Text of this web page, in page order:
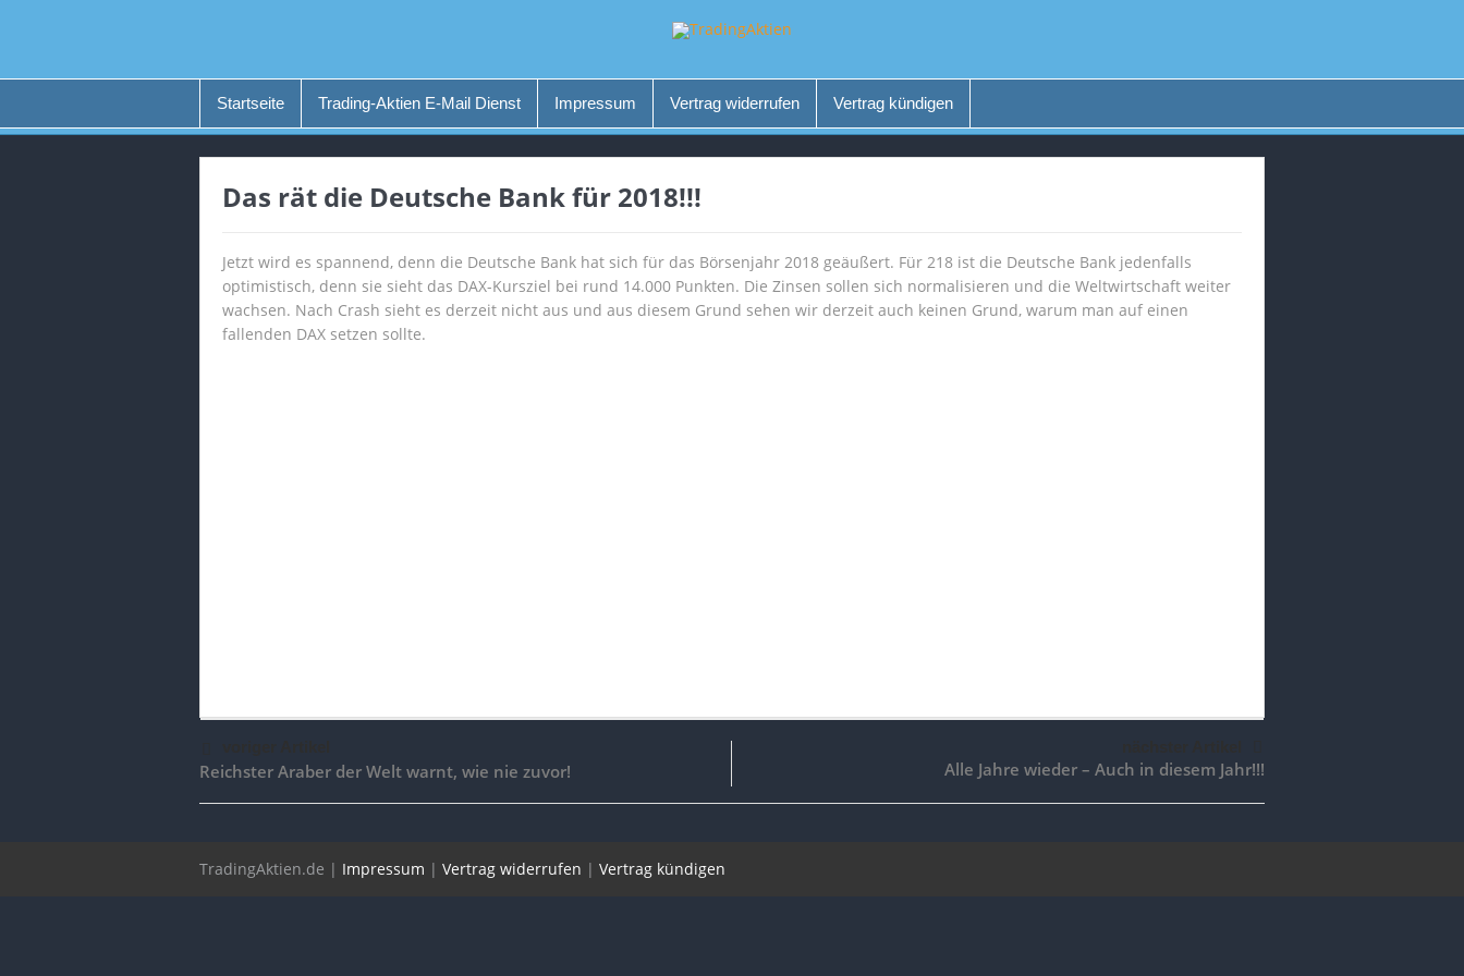
Startseite Trading-Aktien E-Mail Dienst Impressum Vertrag widerrufen Vertrag kündigen
Das rät die Deutsche Bank für 2018!!!
Jetzt wird es spannend, denn die Deutsche Bank hat sich für das Börsenjahr 2018 geäußert. Für 218 ist die Deutsche Bank jedenfalls
optimistisch, denn sie sieht das DAX-Kursziel bei rund 14.000 Punkten. Die Zinsen sollen sich normalisieren und die Weltwirtschaft weiter
wachsen. Nach Crash sieht es derzeit nicht aus und aus diesem Grund sehen wir derzeit auch keinen Grund, warum man auf einen
fallenden DAX setzen sollte.
Reichster Araber der Welt warnt, wie nie zuvor! Alle Jahre wieder – Auch in diesem Jahr!!!
TradingAktien.de | Impressum | Vertrag widerrufen | Vertrag kündigen